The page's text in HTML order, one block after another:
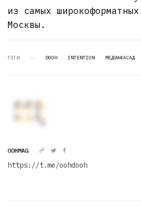
из самых
Москвы.
ТЭГИ DOOH INTENTION МЕДИАФАСАД
OOHMAG
https://t.me/oohdooh